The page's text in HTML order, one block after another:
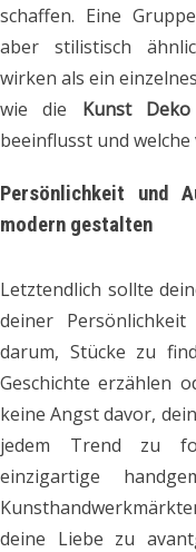
schaffen. Eine
aber stilistisch
wirken als ein
wie die Kunst
beeinflusst und
Persönlichkeit und
modern gestalten
Letztendlich sollte
deiner
darum, Stücke zu
Geschichte erzählen
keine Angst davor,
jedem Trend zu
einzigartige
deine Liebe zu